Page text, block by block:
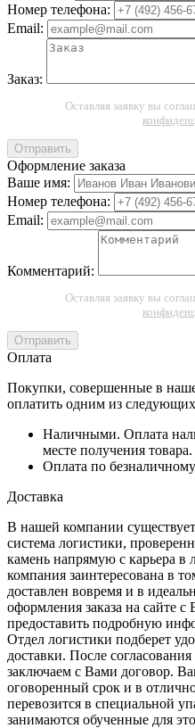
Номер телефона:
Email:
Заказ:
Оставляя заявку вы
Отправить
Оформление заказа
Ваше имя:
Номер телефона:
Email:
Комментарий:
Оставляя заявку вы
Отправить
Оплата
Покупки, совершенные в
оплатить одним из
Наличными. Оплата
месте получения товара.
Оплата по безналичному
Доставка
В нашей компании
система логистики,
камень напрямую с карьера
компания заинтересована в
доставлен вовремя и в
оформления заказа на сайте
предоставить подробную
Отдел логистики подберет
доставки. После
заключаем с Вами договор.
оговоренный срок и в
перевозится в специальной
занимаются обученные для